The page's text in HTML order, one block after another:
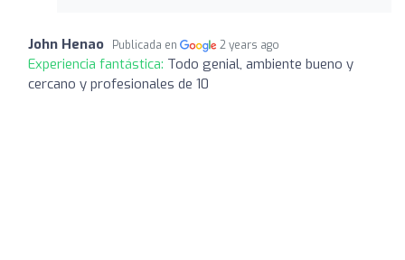
John Henao Publicada en 2 years ago
Experiencia fantástica: Todo genial, ambiente bueno y
cercano y profesionales de 10